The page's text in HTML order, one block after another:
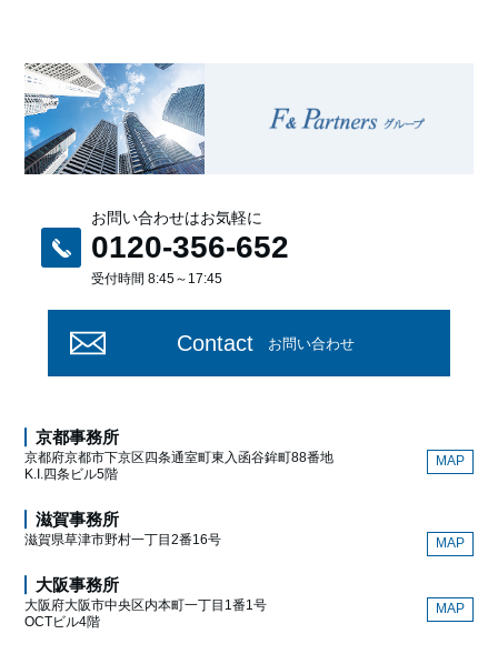
お問い合わせはお気軽に
0120-356-652
受付時間 8:45～17:45
Contact お問い合わせ
京都事務所
京都府京都市下京区四条通室町東入函谷鉾町88番地
K.I.四条ビル5階
MAP
滋賀事務所
滋賀県草津市野村一丁目2番16号 MAP
大阪事務所
大阪府大阪市中央区内本町一丁目1番1号
OCTビル4階
MAP